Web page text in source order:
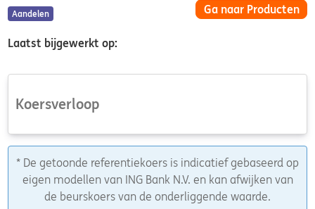
Aandelen
Laatst bijgewerkt op:
Ga naar Producten
Koersverloop
* De getoonde referentiekoers is indicatief gebaseerd op
eigen modellen van ING Bank N.V. en kan afwijken van
de beurskoers van de onderliggende waarde.